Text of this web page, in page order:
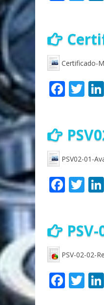
Certificado-
PSV02-01-
PSV-02-02-